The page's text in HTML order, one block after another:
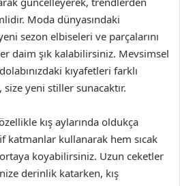
Moda dünyasındaki
sezon elbiseleri ve parçalarını
daim şık kalabilirsiniz. Mevsimsel
kıyafetleri farklı
yeni stiller sunacaktır.
kış aylarında oldukça
katmanlar kullanarak hem sıcak
koyabilirsiniz. Uzun ceketler
derinlik katarken, kış